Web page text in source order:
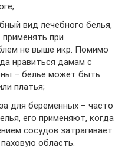
вид лечебного белья,
при
не выше икр. Помимо
нравиться дамам с
– белье может быть
платья;
для беременных – часто
его применяют, когда
сосудов затрагивает
область.